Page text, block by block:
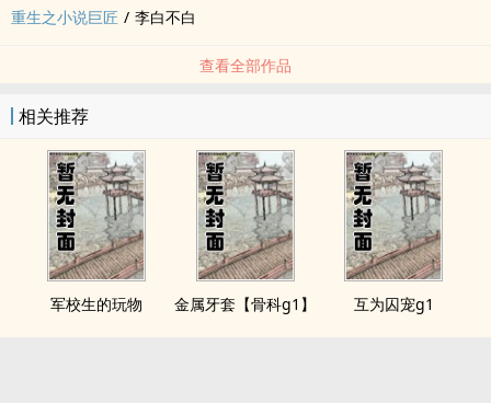
重生之小说巨匠 / 李白不白
查看全部作品
相关推荐
军校生的玩物 金属牙套【骨科g1】 互为囚宠g1